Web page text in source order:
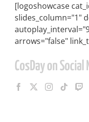
[logoshowcase
slides_column="1"
arrows="false"
CosDay on Social